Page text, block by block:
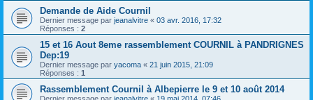
Demande de Aide Cournil
Dernier message par jeanalvitre « 03 avr. 2016, 17:32
Réponses : 2
15 et 16 Aout 8eme rassemblement COURNIL à PANDRIGNES
Dep:19
Dernier message par yacoma « 21 juin 2015, 21:09
Réponses : 1
Rassemblement Cournil à Albepierre le 9 et 10 août 2014